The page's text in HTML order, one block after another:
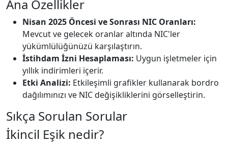
Ana Özellikler
Nisan 2025 Öncesi ve Sonrası NIC Oranları:
Mevcut ve gelecek oranlar altında NIC'ler
yükümlülüğünüzü karşılaştırın.
İstihdam İzni Hesaplaması: Uygun işletmeler için
yıllık indirimleri içerir.
Etki Analizi: Etkileşimli grafikler kullanarak bordro
dağılımınızı ve NIC değişikliklerini görselleştirin.
Sıkça Sorulan Sorular
İkincil Eşik nedir?